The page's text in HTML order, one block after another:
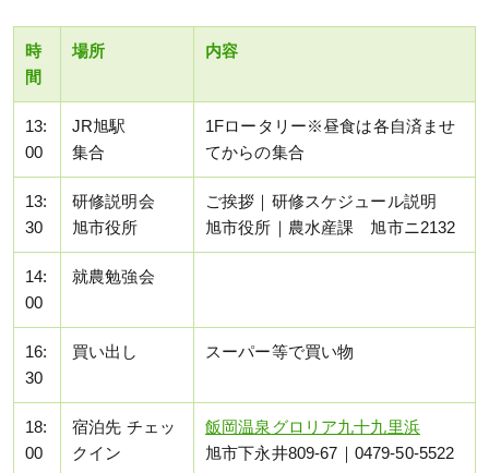
時
間
場所 内容
13:
00
JR旭駅
集合
1Fロータリー※昼食は各自済ませ
てからの集合
13:
30
研修説明会
旭市役所
ご挨拶｜研修スケジュール説明
旭市役所｜農水産課 旭市ニ2132
14:
00
就農勉強会
16:
30
買い出し スーパー等で買い物
18:
00
宿泊先 チェッ
クイン
飯岡温泉グロリア九十九里浜
旭市下永井809-67｜0479-50-5522